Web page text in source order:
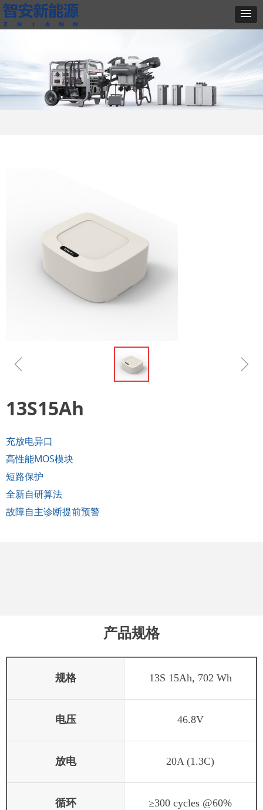
ꁆ ꁇ
13S15Ah
充放电异口
高性能MOS模块
短路保护
全新自研算法
故障自主诊断提前预警
产品规格
规格 13S 15Ah, 702 Wh
电压 46.8V
放电 20A (1.3C)
循环 ≥300 cycles @60%